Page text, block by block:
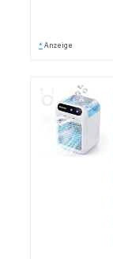
* Anzeige